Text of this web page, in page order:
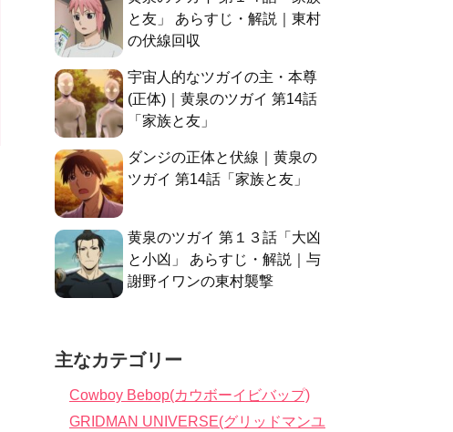
と友」 あらすじ・解説｜東村
の伏線回収
宇宙人的なツガイの主・本尊
(正体)｜黄泉のツガイ 第14話
「家族と友」
ダンジの正体と伏線｜黄泉の
ツガイ 第14話「家族と友」
黄泉のツガイ 第１３話「大凶
と小凶」 あらすじ・解説｜与
謝野イワンの東村襲撃
主なカテゴリー
Cowboy Bebop(カウボーイビバップ)
GRIDMAN UNIVERSE(グリッドマンユ